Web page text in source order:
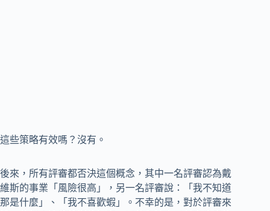
這些策略有效嗎？沒有。
後來，所有評審都否決這個概念，其中一名評審認為戴
維斯的事業「風險很高」，另一名評審說：「我不知道
那是什麼」、「我不喜歡蝦」。不幸的是，對於評審來